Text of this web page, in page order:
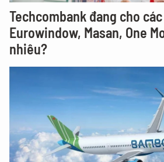
Techcombank đang cho
Eurowindow, Masan, One
nhiêu?